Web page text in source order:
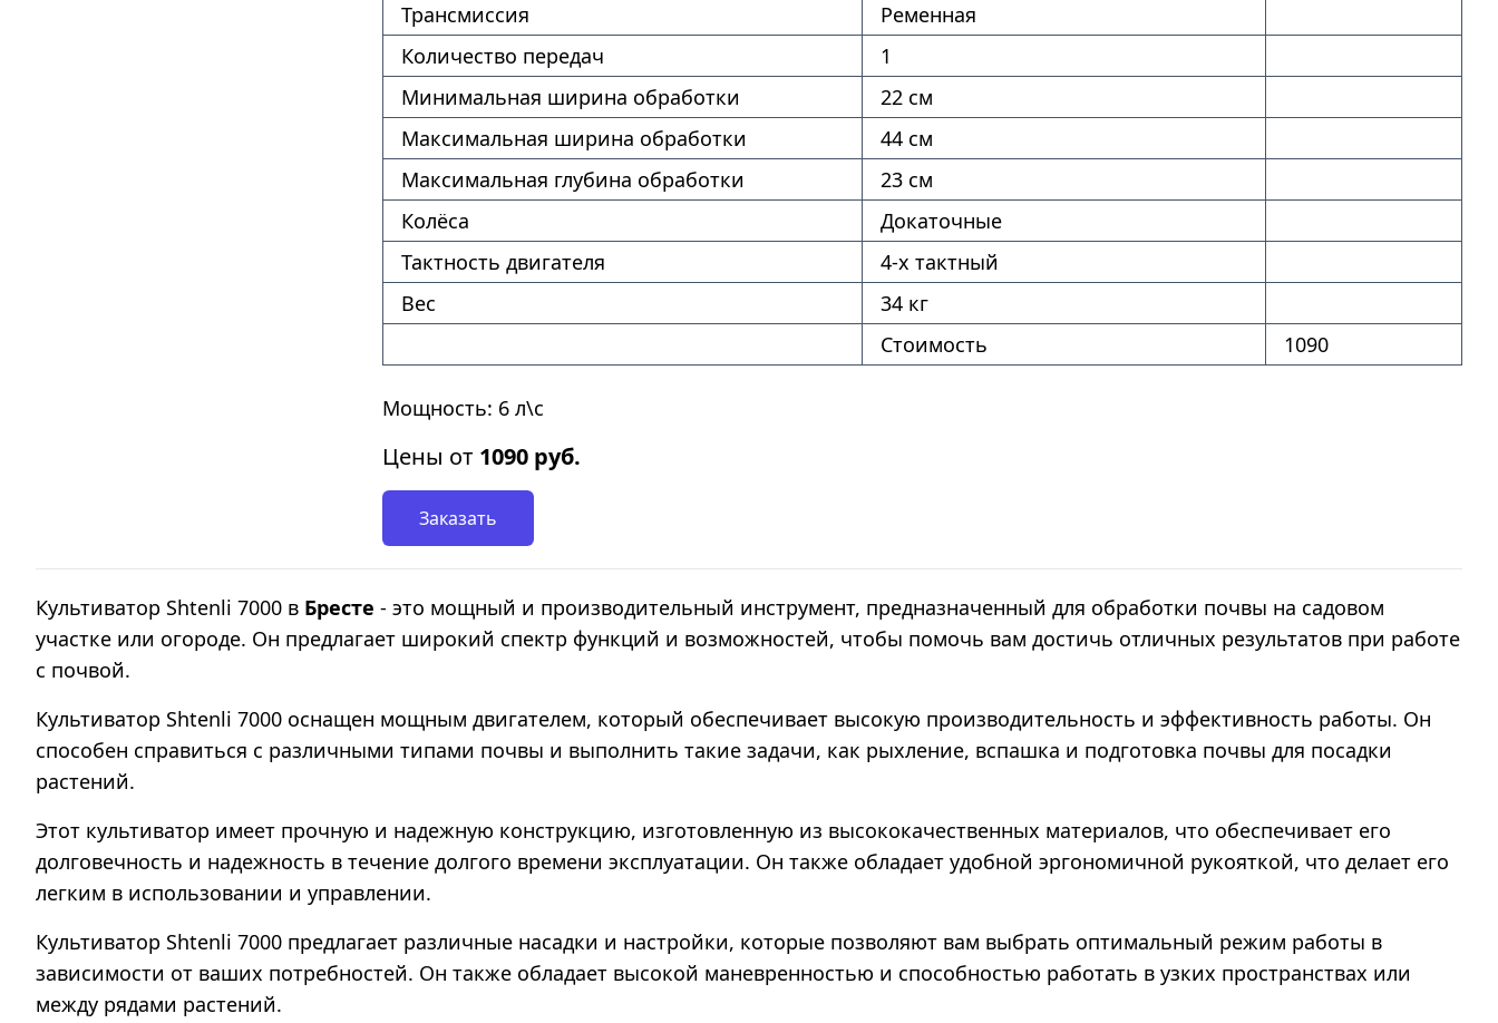
Трансмиссия
Ременная
Количество передач
1
Минимальная ширина обработки
22 см
Максимальная ширина обработки
44 см
Максимальная глубина обработки
23 см
Колёса
Докаточные
Тактность двигателя
4-х тактный
Вес
34 кг
Стоимость
1090
Мощность: 6 л\с
Цены от 1090 руб.
Заказать
Культиватор Shtenli 7000 в Бресте - это мощный и производительный инструмент, предназначенный для обработки почвы на садовом
участке или огороде. Он предлагает широкий спектр функций и возможностей, чтобы помочь вам достичь отличных результатов при работе
с почвой.
Культиватор Shtenli 7000 оснащен мощным двигателем, который обеспечивает высокую производительность и эффективность работы. Он
способен справиться с различными типами почвы и выполнить такие задачи, как рыхление, вспашка и подготовка почвы для посадки
растений.
Этот культиватор имеет прочную и надежную конструкцию, изготовленную из высококачественных материалов, что обеспечивает его
долговечность и надежность в течение долгого времени эксплуатации. Он также обладает удобной эргономичной рукояткой, что делает его
легким в использовании и управлении.
Культиватор Shtenli 7000 предлагает различные насадки и настройки, которые позволяют вам выбрать оптимальный режим работы в
зависимости от ваших потребностей. Он также обладает высокой маневренностью и способностью работать в узких пространствах или
между рядами растений.